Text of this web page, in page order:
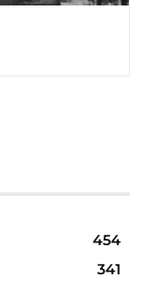
454
341